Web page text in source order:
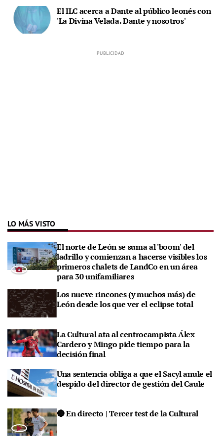
El ILC acerca a Dante al público leonés con
'La Divina Velada. Dante y nosotros'
LO MÁS VISTO
El norte de León se suma al 'boom' del
ladrillo y comienzan a hacerse visibles los
primeros chalets de LandCo en un área
para 30 unifamiliares
Los nueve rincones (y muchos más) de
León desde los que ver el eclipse total
La Cultural ata al centrocampista Álex
Cardero y Mingo pide tiempo para la
decisión final
Una sentencia obliga a que el Sacyl anule el
despido del director de gestión del Caule
🔴 En directo | Tercer test de la Cultural